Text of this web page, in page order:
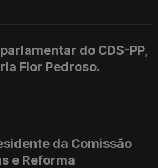
do CDS-PP,
Flor Pedroso.
da Comissão
e Reforma